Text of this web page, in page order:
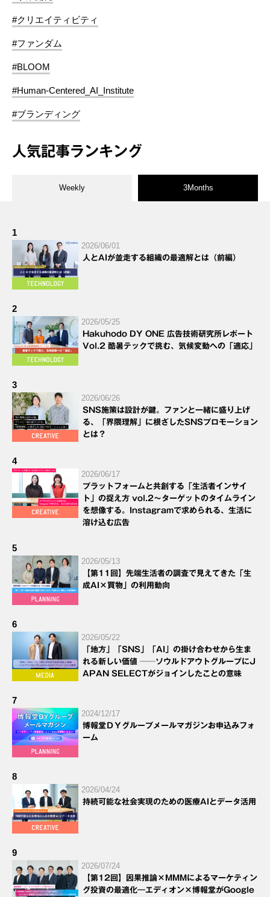
#クリエイティビティ
#ファンダム
#BLOOM
#Human-Centered_AI_Institute
#ブランディング
人気記事ランキング
Weekly 3Months
1
2026/06/01
人とAIが並走する組織の最適解とは（前編）
2
2026/05/25
Hakuhodo DY ONE 広告技術研究所レポート
Vol.2 酷暑テックで挑む、気候変動への「適応」
3
2026/06/26
SNS施策は設計が鍵。ファンと一緒に盛り上げ
る、「界隈理解」に根ざしたSNSプロモーション
とは？
4
2026/06/17
プラットフォームと共創する「生活者インサイ
ト」の捉え方 vol.2～ターゲットのタイムライン
を想像する。Instagramで求められる、生活に
溶け込む広告
5
2026/05/13
【第11回】先端生活者の調査で見えてきた「生
成AI×買物」の利用動向
6
2026/05/22
「地方」「SNS」「AI」の掛け合わせから生ま
れる新しい価値 ──ソウルドアウトグループにJ
APAN SELECTがジョインしたことの意味
7
2024/12/17
博報堂ＤＹグループメールマガジンお申込みフォ
ーム
8
2026/04/24
持続可能な社会実現のための医療AIとデータ活用
9
2026/07/24
【第12回】因果推論×MMMによるマーケティン
グ投資の最適化―エディオン×博報堂がGoogle